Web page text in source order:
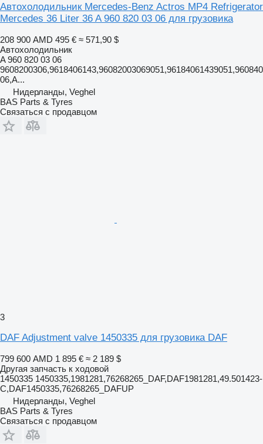
Автохолодильник Mercedes-Benz Actros MP4 Refrigerator
Mercedes 36 Liter 36 A 960 820 03 06 для грузовика
208 900 AMD 495 € ≈ 571,90 $
Автохолодильник
A 960 820 03 06
06,A...
Нидерланды, Veghel
BAS Parts & Tyres
Связаться с продавцом
3
DAF Adjustment valve 1450335 для грузовика DAF
799 600 AMD 1 895 € ≈ 2 189 $
Другая запчасть к ходовой
1450335 1450335,1981281,76268265_DAF,DAF1981281,49.501423-
C,DAF1450335,76268265_DAFUP
Нидерланды, Veghel
BAS Parts & Tyres
Связаться с продавцом